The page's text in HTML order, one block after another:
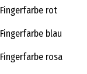
Fingerfarbe rot
Fingerfarbe blau
Fingerfarbe rosa